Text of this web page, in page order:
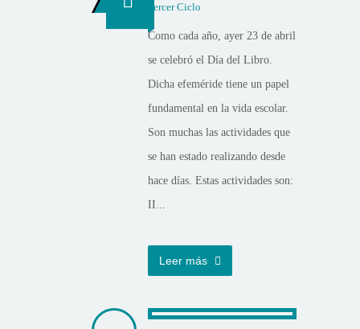
Tercer Ciclo
Como cada año, ayer 23 de abril
se celebró el Día del Libro.
Dicha efeméride tiene un papel
fundamental en la vida escolar.
Son muchas las actividades que
se han estado realizando desde
hace días. Estas actividades son:
II...
Leer más